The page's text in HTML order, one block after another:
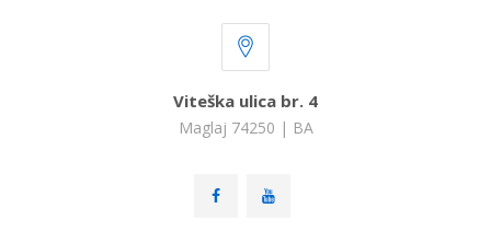
Viteška ulica br. 4
Maglaj 74250 | BA